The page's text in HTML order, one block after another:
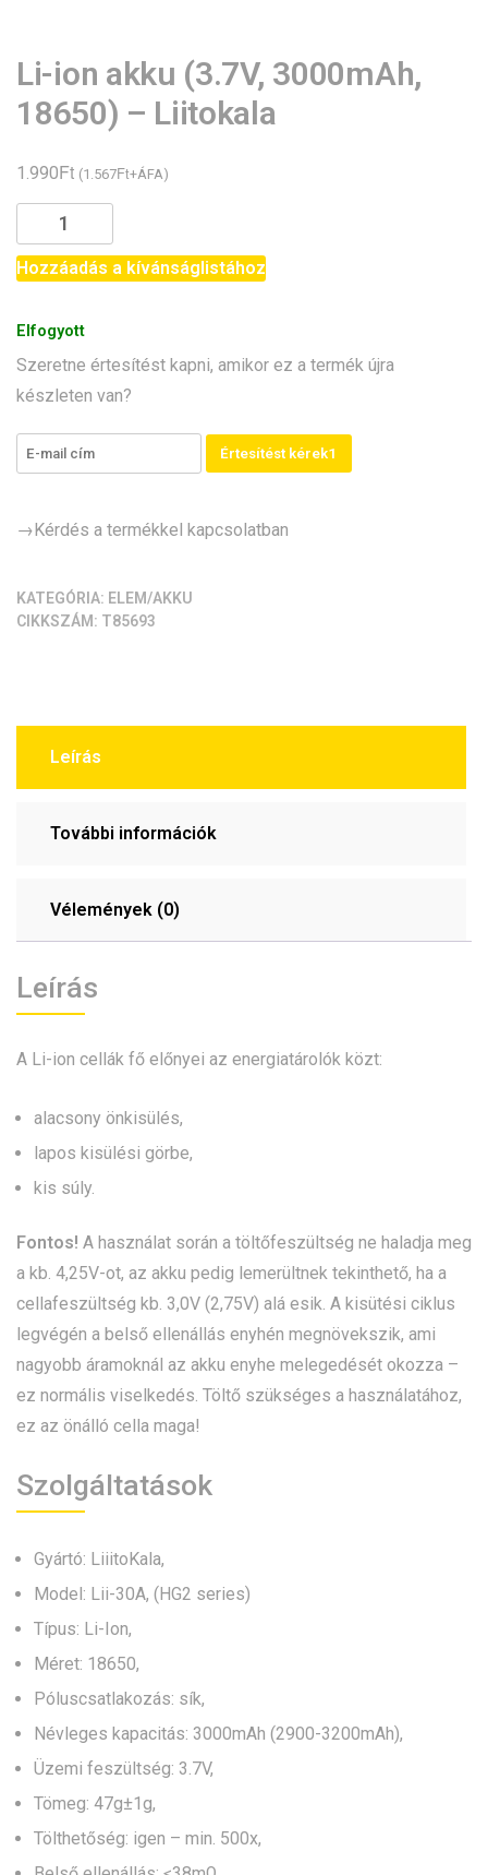
Li-ion akku (3.7V, 3000mAh,
18650) – Liitokala
1.990Ft (1.567Ft+ÁFA)
ion
akku
3000mAh,
18650)
-
Liitokala
Hozzáadás a kívánságlistához
Elfogyott
Szeretne értesítést kapni, amikor ez a termék újra
készleten van?
Értesítést kérek1
→Kérdés a termékkel kapcsolatban
KATEGÓRIA: ELEM/AKKU
CIKKSZÁM: T85693
Leírás
További információk
Vélemények (0)
Leírás
A Li-ion cellák fő előnyei az energiatárolók közt:
alacsony önkisülés,
lapos kisülési görbe,
kis súly.
Fontos! A használat során a töltőfeszültség ne haladja meg
a kb. 4,25V-ot, az akku pedig lemerültnek tekinthető, ha a
cellafeszültség kb. 3,0V (2,75V) alá esik. A kisütési ciklus
legvégén a belső ellenállás enyhén megnövekszik, ami
nagyobb áramoknál az akku enyhe melegedését okozza –
ez normális viselkedés. Töltő szükséges a használatához,
ez az önálló cella maga!
Szolgáltatások
Gyártó: LiiitoKala,
Model: Lii-30A, (HG2 series)
Típus: Li-Ion,
Méret: 18650,
Póluscsatlakozás: sík,
Névleges kapacitás: 3000mAh (2900-3200mAh),
Üzemi feszültség: 3.7V,
Tömeg: 47g±1g,
Tölthetőség: igen – min. 500x,